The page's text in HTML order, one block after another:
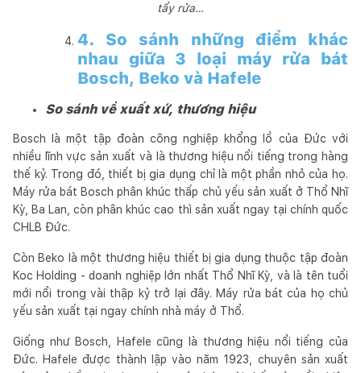
tẩy rửa…
4. So sánh những điểm khác
nhau giữa 3 loại máy rửa bát
Bosch, Beko và Hafele
So sánh về xuất xứ, thương hiệu
Bosch là một tập đoàn công nghiệp khổng lồ của Đức với
nhiều lĩnh vực sản xuất và là thương hiệu nổi tiếng trong hàng
thế kỷ. Trong đó, thiết bị gia dụng chỉ là một phần nhỏ của họ.
Máy rửa bát Bosch phân khúc thấp chủ yếu sản xuất ở Thổ Nhĩ
Kỳ, Ba Lan, còn phân khúc cao thì sản xuất ngay tại chính quốc
CHLB Đức.
Còn Beko là một thương hiệu thiết bị gia dụng thuộc tập đoàn
Koc Holding - doanh nghiệp lớn nhất Thổ Nhĩ Kỳ, và là tên tuổi
mới nổi trong vài thập kỷ trở lại đây. Máy rửa bát của họ chủ
yếu sản xuất tại ngay chính nhà máy ở Thổ.
Giống như Bosch, Hafele cũng là thương hiệu nổi tiếng của
Đức. Hafele được thành lập vào năm 1923, chuyên sản xuất